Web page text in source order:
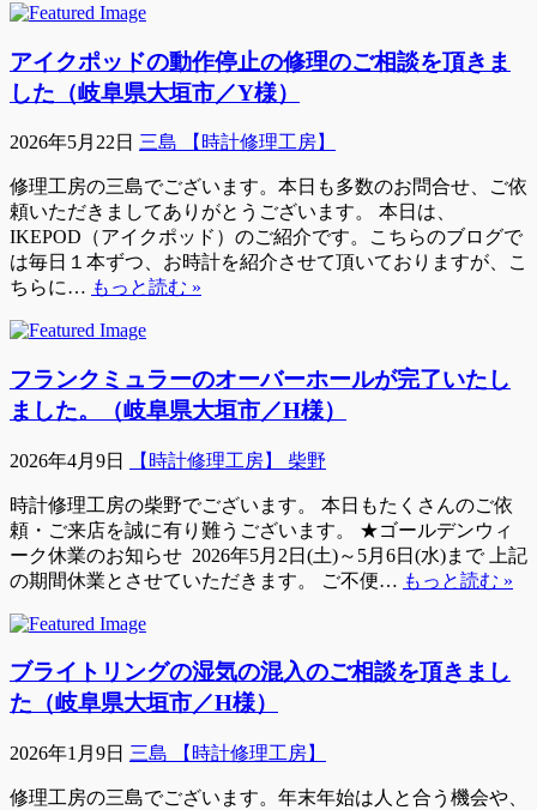
アイクポッドの動作停止の修理のご相談を頂きま
した（岐阜県大垣市／Y様）
2026年5月22日 三島 【時計修理工房】
修理工房の三島でございます。本日も多数のお問合せ、ご依
頼いただきましてありがとうございます。 本日は、
IKEPOD（アイクポッド）のご紹介です。こちらのブログで
は毎日１本ずつ、お時計を紹介させて頂いておりますが、こ
ちらに… もっと読む »
フランクミュラーのオーバーホールが完了いたし
ました。（岐阜県大垣市／H様）
2026年4月9日 【時計修理工房】 柴野
時計修理工房の柴野でございます。 本日もたくさんのご依
頼・ご来店を誠に有り難うございます。 ★ゴールデンウィ
ーク休業のお知らせ 2026年5月2日(土)～5月6日(水)まで 上記
の期間休業とさせていただきます。 ご不便… もっと読む »
ブライトリングの湿気の混入のご相談を頂きまし
た（岐阜県大垣市／H様）
2026年1月9日 三島 【時計修理工房】
修理工房の三島でございます。年末年始は人と合う機会や、